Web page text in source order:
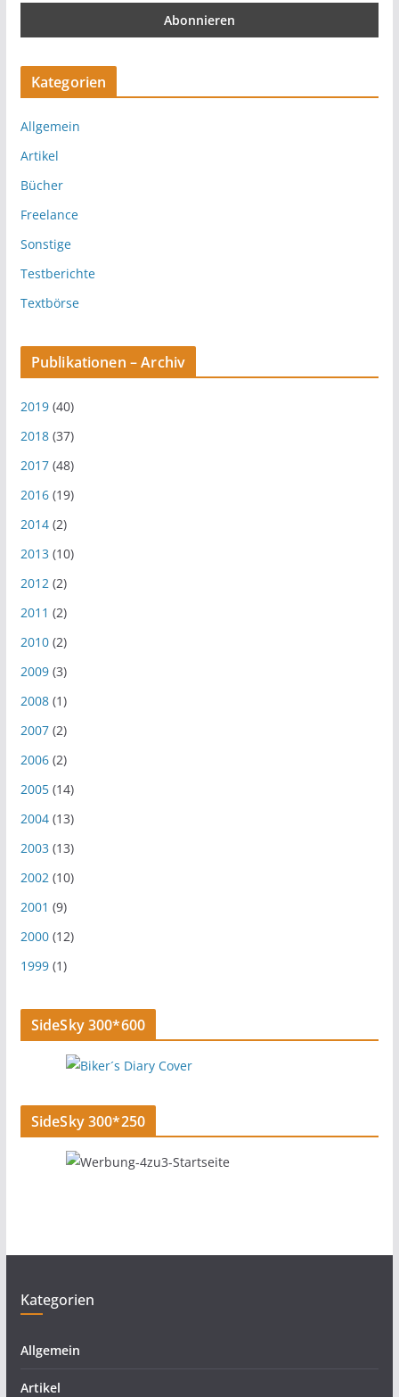
Kategorien
Allgemein
Artikel
Bücher
Freelance
Sonstige
Testberichte
Textbörse
Publikationen – Archiv
2019(40)
2018(37)
2017(48)
2016(19)
2014(2)
2013 (10)
2012(2)
2011 (2)
2010(2)
2009(3)
2008(1)
2007(2)
2006(2)
2005(14)
2004(13)
2003 (13)
2002(10)
2001 (9)
2000(12)
1999(1)
SideSky 300*600
SideSky 300*250
Kategorien
Allgemein
Artikel